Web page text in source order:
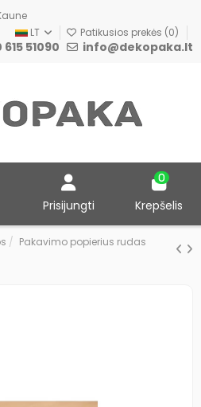
LT
Patikusios prekės (0)
615 51090 info@dekopaka.lt
Prisijungti
0
Krepšelis
Pakavimo popierius rudas